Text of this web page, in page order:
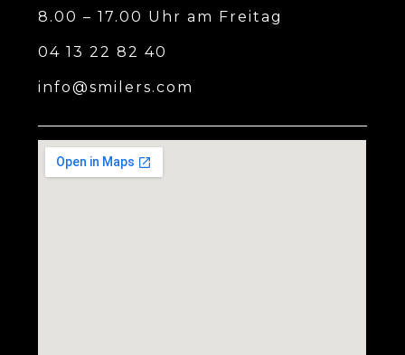
8.00 – 17.00 Uhr am Freitag
04 13 22 82 40
info@smilers.com